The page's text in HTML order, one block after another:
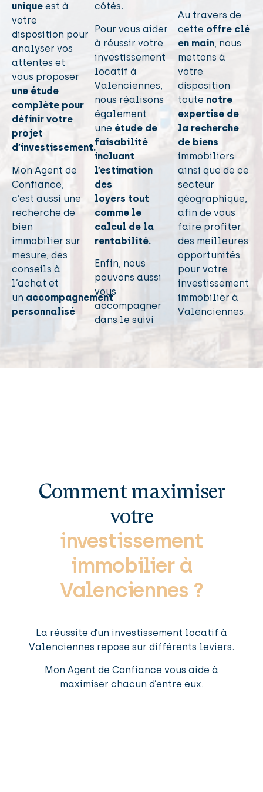
unique est à
votre
disposition pour
analyser vos
attentes et
vous proposer
une étude
complète pour
définir votre
projet
d’investissement.
Mon Agent de
Confiance,
c’est aussi une
recherche de
bien
immobilier sur
mesure, des
conseils à
l’achat et
un accompagnement
personnalisé
côtés.
Pour vous aider
à réussir votre
investissement
locatif à
Valenciennes,
nous réalisons
également
une étude de
faisabilité
incluant
l’estimation
des
loyers tout
comme le
calcul de la
rentabilité.
Enfin, nous
pouvons aussi
vous
accompagner
dans le suivi
Au travers de
cette offre clé
en main, nous
mettons à
votre
disposition
toute notre
expertise de
la recherche
de biens
immobiliers
ainsi que de ce
secteur
géographique,
afin de vous
faire profiter
des meilleures
opportunités
pour votre
investissement
immobilier à
Valenciennes.
Comment maximiser
votre
investissement
immobilier à
Valenciennes ?
La réussite d’un investissement locatif à
Valenciennes repose sur différents leviers.
Mon Agent de Confiance vous aide à
maximiser chacun d’entre eux.